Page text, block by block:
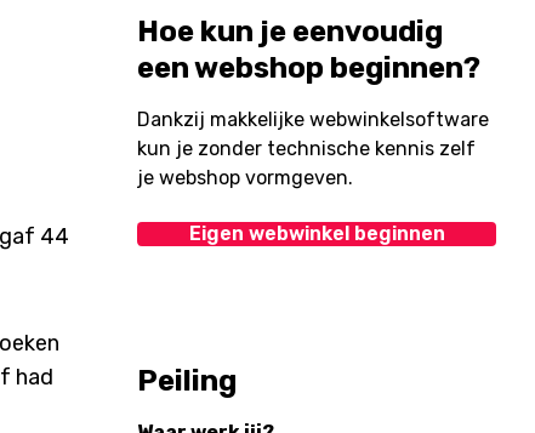
gaf 44
had
Hoe kun je eenvoudig
een webshop beginnen?
Dankzij makkelijke webwinkelsoftware
kun je zonder technische kennis zelf
je webshop vormgeven.
Eigen webwinkel beginnen
Peiling